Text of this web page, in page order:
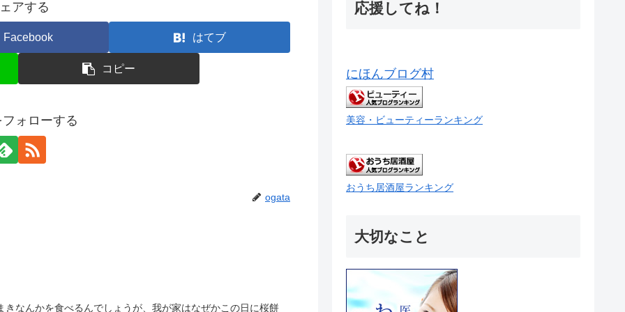
アする
Facebook はてブ
コピー
ォローする
ogata
きなんかを食べるんでしょうが、我が家はなぜかこの日に桜餅
応援してね！
にほんブログ村
美容・ビューティーランキング
おうち居酒屋ランキング
大切なこと